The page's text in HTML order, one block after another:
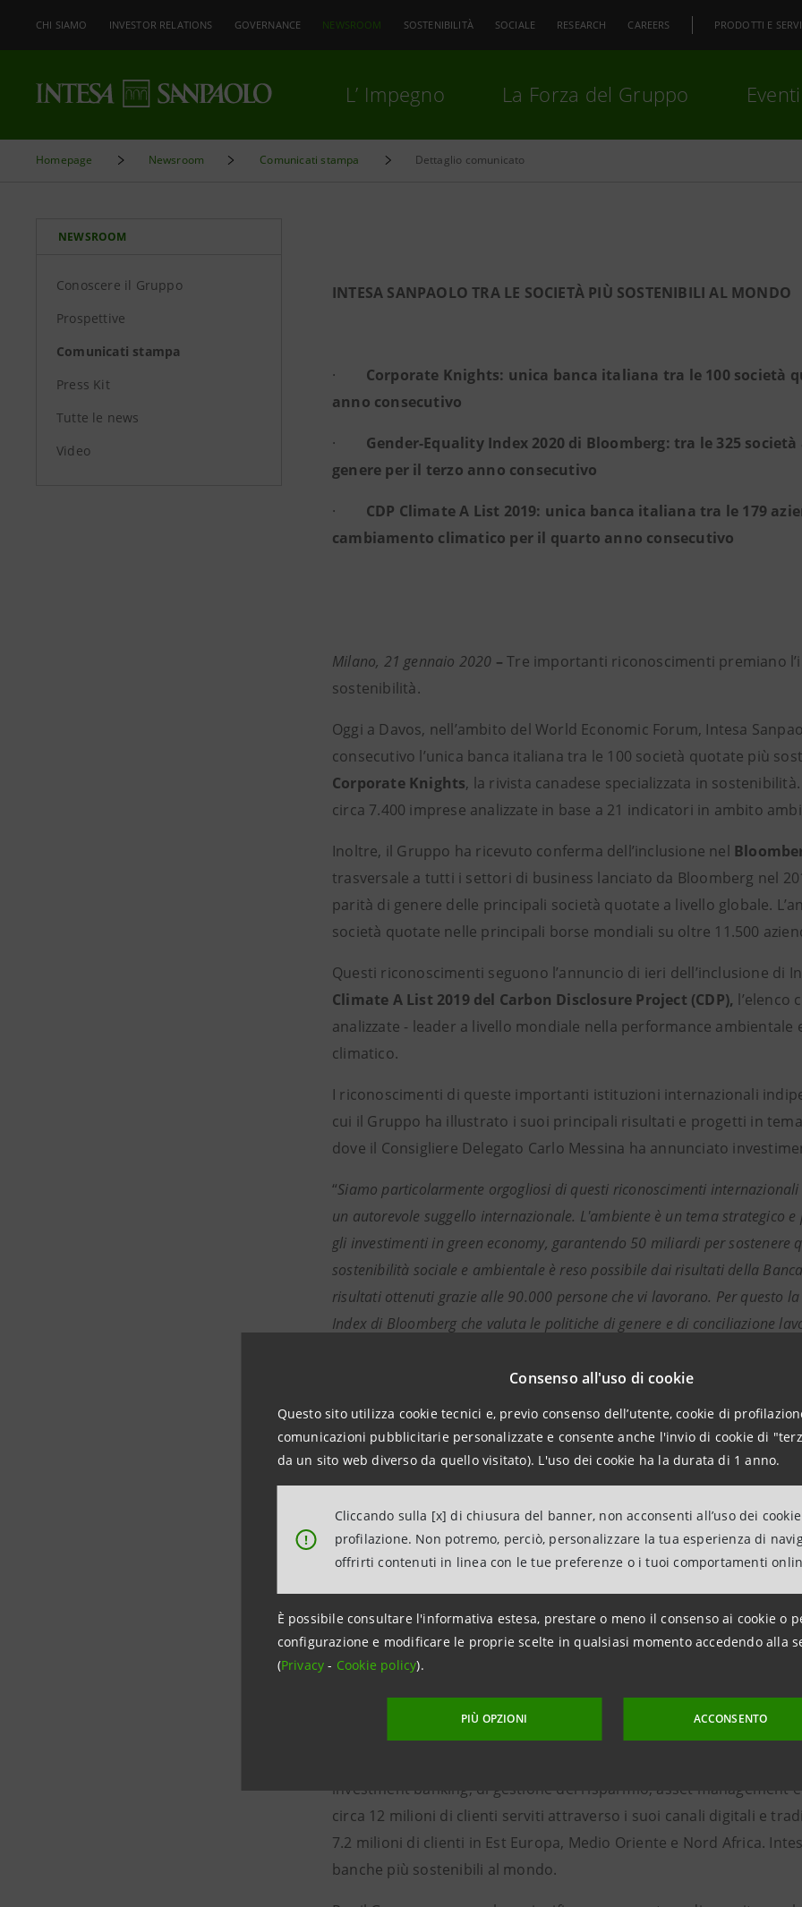
Consenso all'uso di cookie
Questo sito utilizza cookie tecnici e, previo consenso dell’utente, cookie di
comunicazioni pubblicitarie personalizzate e consente anche l'invio di cookie di
da un sito web diverso da quello visitato). L'uso dei cookie ha la durata di 1 anno.
!
Cliccando sulla [x] di chiusura del banner, non acconsenti all’uso dei
profilazione. Non potremo, perciò, personalizzare la tua esperienza di
offrirti contenuti in linea con le tue preferenze o i tuoi comportamenti
È possibile consultare l'informativa estesa, prestare o meno il consenso ai cookie o
configurazione e modificare le proprie scelte in qualsiasi momento accedendo alla
(Privacy- Cookie policy).
PIÙ OPZIONI ACCONSENTO
CHI SIAMO INVESTOR RELATIONS GOVERNANCE NEWSROOM SOSTENIBILITÀ SOCIALE RESEARCH CAREERS PRODOTTI E
L’ Impegno La Forza del Gruppo
Homepage Newsroom Comunicati stampa Dettaglio comunicato
NEWSROOM
Conoscere il Gruppo
Prospettive
Comunicati stampa
Press Kit
Tutte le news
Video
INTESA SANPAOLO TRA LE SOCIETÀ PIÙ SOSTENIBILI AL MONDO
· Corporate Knights: unica banca italiana tra le 100
anno consecutivo
· Gender-Equality Index 2020 di Bloomberg: tra le 325
genere per il terzo anno consecutivo
· CDP Climate A List 2019: unica banca italiana tra le 179
cambiamento climatico per il quarto anno consecutivo
Milano, 21 gennaio 2020 –Tre importanti riconoscimenti premiano
sostenibilità.
Oggi a Davos, nell’ambito del World Economic Forum, Intesa
consecutivo l’unica banca italiana tra le 100 società quotate più
Corporate Knights, la rivista canadese specializzata in
circa 7.400 imprese analizzate in base a 21 indicatori in ambito
Inoltre, il Gruppo ha ricevuto conferma dell’inclusione nel
trasversale a tutti i settori di business lanciato da Bloomberg nel
parità di genere delle principali società quotate a livello globale.
società quotate nelle principali borse mondiali su oltre 11.500
Questi riconoscimenti seguono l’annuncio di ieri dell’inclusione di
Climate A List 2019 del Carbon Disclosure Project (CDP), l’elenco
analizzate - leader a livello mondiale nella performance
climatico.
I riconoscimenti di queste importanti istituzioni internazionali
cui il Gruppo ha illustrato i suoi principali risultati e progetti in
dove il Consigliere Delegato Carlo Messina ha annunciato
“Siamo particolarmente orgogliosi di questi riconoscimenti
un autorevole suggello internazionale. L'ambiente è un tema strategico
gli investimenti in green economy, garantendo 50 miliardi per sostenere
sostenibilità sociale e ambientale è reso possibile dai risultati della
risultati ottenuti grazie alle 90.000 persone che vi lavorano. Per questo
Index di Bloomberg che valuta le politiche di genere e di conciliazione
Informazioni per la stampa
Intesa Sanpaolo
Media Relations Attività Istituzionali, Sociali e Culturali
stampa@intesasanpaolo.com
Intesa Sanpaolo è una delle più solide e profittevoli banche
investment banking, di gestione del risparmio, asset management
circa 12 milioni di clienti serviti attraverso i suoi canali digitali e
7.2 milioni di clienti in Est Europa, Medio Oriente e Nord Africa.
banche più sostenibili al mondo.